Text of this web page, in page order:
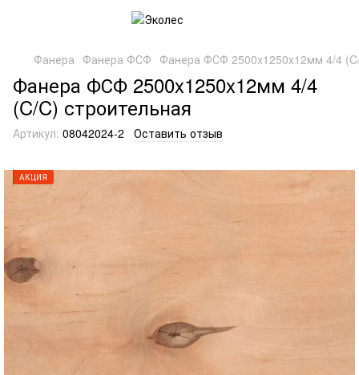
Фанера Фанера ФСФ Фанера ФСФ 2500x1250x12мм 4/4
Фанера ФСФ 2500x1250x12мм 4/4
(C/C) строительная
Артикул: 08042024-2 Оставить отзыв
АКЦИЯ